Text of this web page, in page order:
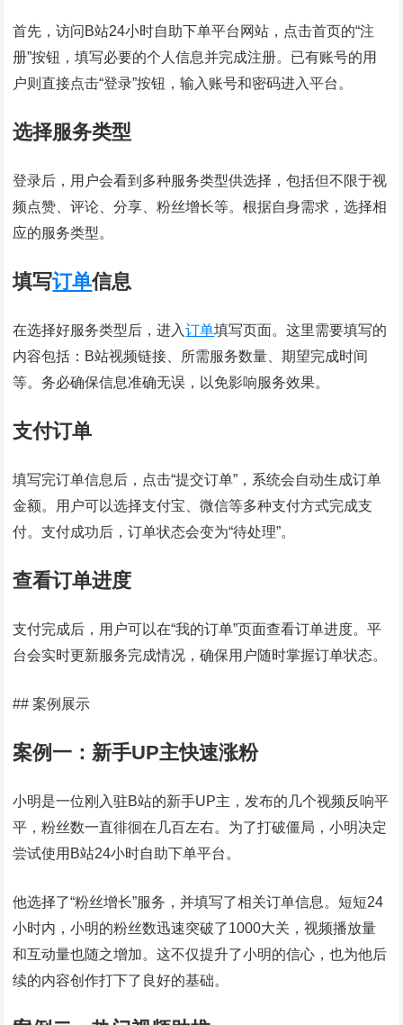
首先，访问B站24小时自助下单平台网站，点击首页的“注
册”按钮，填写必要的个人信息并完成注册。已有账号的用
户则直接点击“登录”按钮，输入账号和密码进入平台。
选择服务类型
登录后，用户会看到多种服务类型供选择，包括但不限于视
频点赞、评论、分享、粉丝增长等。根据自身需求，选择相
应的服务类型。
填写订单信息
在选择好服务类型后，进入订单填写页面。这里需要填写的
内容包括：B站视频链接、所需服务数量、期望完成时间
等。务必确保信息准确无误，以免影响服务效果。
支付订单
填写完订单信息后，点击“提交订单”，系统会自动生成订单
金额。用户可以选择支付宝、微信等多种支付方式完成支
付。支付成功后，订单状态会变为“待处理”。
查看订单进度
支付完成后，用户可以在“我的订单”页面查看订单进度。平
台会实时更新服务完成情况，确保用户随时掌握订单状态。
## 案例展示
案例一：新手UP主快速涨粉
小明是一位刚入驻B站的新手UP主，发布的几个视频反响平
平，粉丝数一直徘徊在几百左右。为了打破僵局，小明决定
尝试使用B站24小时自助下单平台。
他选择了“粉丝增长”服务，并填写了相关订单信息。短短24
小时内，小明的粉丝数迅速突破了1000大关，视频播放量
和互动量也随之增加。这不仅提升了小明的信心，也为他后
续的内容创作打下了良好的基础。